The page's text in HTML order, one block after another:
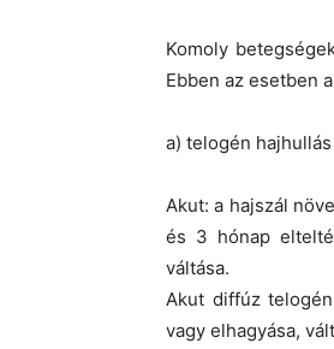
Komoly
Ebben az esetben
a) telogén hajhullás
Akut: a hajszál
és 3 hónap
váltása.
Akut diffúz
vagy elhagyása,